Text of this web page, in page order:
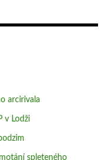
arcirivala
v Lodži
spleteného